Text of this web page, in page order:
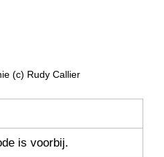
(c) Rudy Callier
is voorbij.